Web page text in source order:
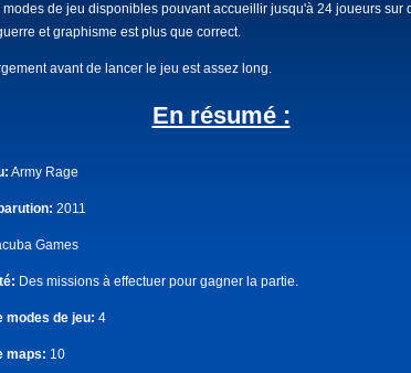
modes de jeu disponibles pouvant accueillir jusqu'à 24 joueurs sur
et graphisme est plus que correct.
avant de lancer le jeu est assez long.
En résumé :
Army Rage
2011
Games
Des missions à effectuer pour gagner la partie.
modes de jeu: 4
maps: 10